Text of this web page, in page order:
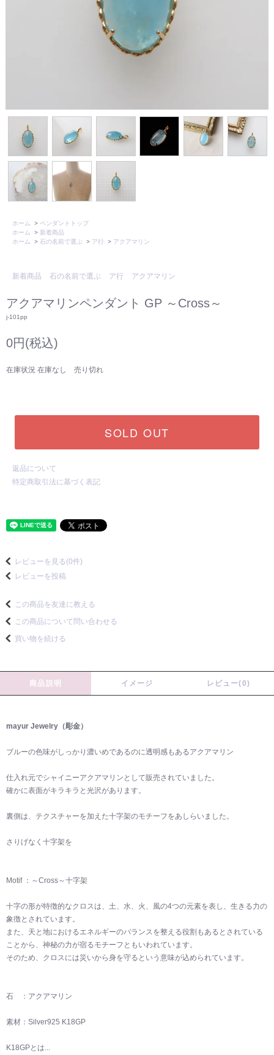
ホーム > ペンダントトップ
ホーム
> 新着商品
ホーム
> 石の名前で選ぶ > ア行 > アクアマリン
新着商品 石の名前で選ぶ ア行 アクアマリン
アクアマリンペンダント GP ～Cross～
j-101pp
0円(税込)
在庫状況 在庫なし 売り切れ
SOLD OUT
返品について
特定商取引法に基づく表記
レビューを見る(0件)
レビューを投稿
この商品を友達に教える
この商品について問い合わせる
買い物を続ける
商品説明 イメージ レビュー(0)
mayur Jewelry（彫金）
ブルーの色味がしっかり濃いめであるのに透明感もあるアクアマリン
仕入れ元でシャイニーアクアマリンとして販売されていました。
確かに表面がキラキラと光沢があります。
裏側は、テクスチャーを加えた十字架のモチーフをあしらいました。
さりげなく十字架を
Motif ：～Cross～十字架
十字の形が特徴的なクロスは、土、水、火、風の4つの元素を表し、生きる力の
象徴とされています。
また、天と地におけるエネルギーのバランスを整える役割もあるとされている
ことから、神秘の力が宿るモチーフともいわれています。
そのため、クロスには災いから身を守るという意味が込められています。
石 ：アクアマリン
素材：Silver925 K18GP
K18GPとは...